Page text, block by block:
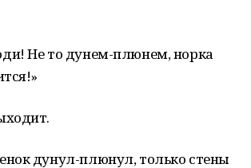
Не то дунем-плюнем, норка
дунул-плюнул, только стены